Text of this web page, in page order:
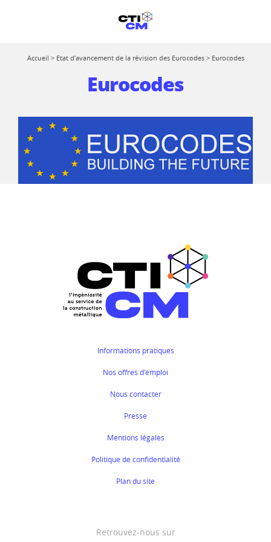
Accueil > Etat d’avancement de la révision des Eurocodes> Eurocodes
Eurocodes
Informations pratiques
Nos offres d'emploi
Nous contacter
Presse
Mentions légales
Politique de confidentialité
Plan du site
Retrouvez-nous sur